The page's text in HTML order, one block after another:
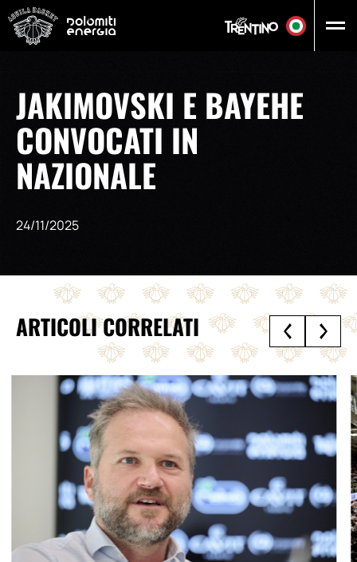
JAKIMOVSKI E BAYEHE
CONVOCATI IN
NAZIONALE
24/11/2025
ARTICOLI CORRELATI